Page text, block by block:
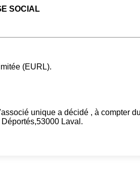
SOCIAL
(EURL).
unique a décidé , à compter
Laval.